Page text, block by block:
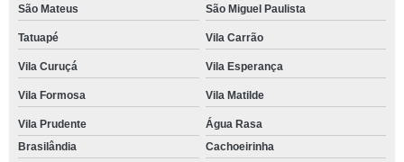
São Mateus São Miguel Paulista
Tatuapé Vila Carrão
Vila Curuçá Vila Esperança
Vila Formosa Vila Matilde
Vila Prudente
Água Rasa
Brasilândia
Cachoeirinha